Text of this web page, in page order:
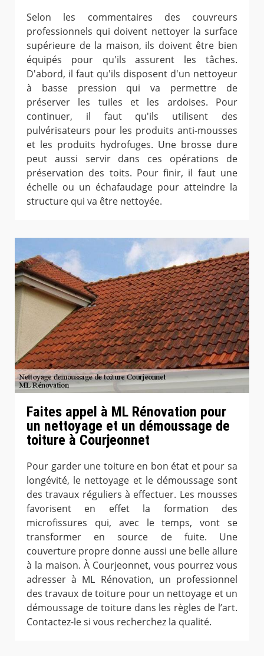
Selon les commentaires des couvreurs
professionnels qui doivent nettoyer la surface
supérieure de la maison, ils doivent être bien
équipés pour qu'ils assurent les tâches.
D'abord, il faut qu'ils disposent d'un nettoyeur
à basse pression qui va permettre de
préserver les tuiles et les ardoises. Pour
continuer, il faut qu'ils utilisent des
pulvérisateurs pour les produits anti-mousses
et les produits hydrofuges. Une brosse dure
peut aussi servir dans ces opérations de
préservation des toits. Pour finir, il faut une
échelle ou un échafaudage pour atteindre la
structure qui va être nettoyée.
Faites appel à ML Rénovation pour
un nettoyage et un démoussage de
toiture à Courjeonnet
Pour garder une toiture en bon état et pour sa
longévité, le nettoyage et le démoussage sont
des travaux réguliers à effectuer. Les mousses
favorisent en effet la formation des
microfissures qui, avec le temps, vont se
transformer en source de fuite. Une
couverture propre donne aussi une belle allure
à la maison. À Courjeonnet, vous pourrez vous
adresser à ML Rénovation, un professionnel
des travaux de toiture pour un nettoyage et un
démoussage de toiture dans les règles de l’art.
Contactez-le si vous recherchez la qualité.